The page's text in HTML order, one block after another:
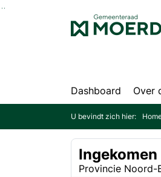
Ga naar de inhoud van deze pagina
Dashboard Over
U bevindt zich hier:
Provincie Noord-